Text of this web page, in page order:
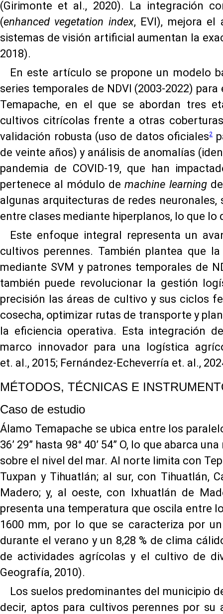
(Girimonte et al., 2020). La integración
(enhanced vegetation index, EVI), mejora el
sistemas de visión artificial aumentan la
2018).
En este artículo se propone un modelo
series temporales de NDVI (2003-2022)
Temapache, en el que se abordan tres
cultivos citrícolas frente a otras
validación robusta (uso de datos oficiales2
de veinte años) y análisis de anomalías
pandemia de COVID-19, que han
pertenece al módulo de machine learning
algunas arquitecturas de redes
entre clases mediante hiperplanos, lo que
Este enfoque integral representa un
cultivos perennes. También plantea que
mediante SVM y patrones temporales de
también puede revolucionar la gestión
precisión las áreas de cultivo y sus ciclos
cosecha, optimizar rutas de transporte y
la eficiencia operativa. Esta integración
marco innovador para una logística
et. al., 2015; Fernández-Echeverría et. al.,
MÉTODOS, TÉCNICAS E
Caso de estudio
Álamo Temapache se ubica entre los
36’ 29” hasta 98° 40’ 54” O, lo que abarca
sobre el nivel del mar. Al norte limita con
Tuxpan y Tihuatlán; al sur, con Tihuatlán,
Madero; y, al oeste, con Ixhuatlán de
presenta una temperatura que oscila entre
1600 mm, por lo que se caracteriza por
durante el verano y un 8,28 % de clima
de actividades agrícolas y el cultivo de
Geografía, 2010).
Los suelos predominantes del municipio
decir, aptos para cultivos perennes por